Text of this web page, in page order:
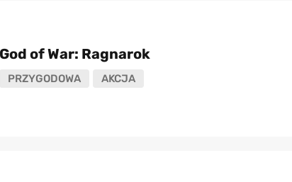
God of War: Ragnarok
PRZYGODOWA AKCJA